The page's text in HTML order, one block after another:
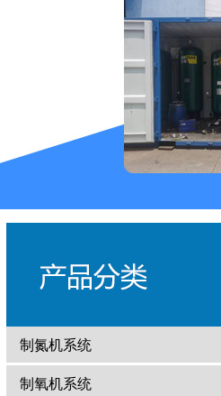
制氮机系统
制氧机系统